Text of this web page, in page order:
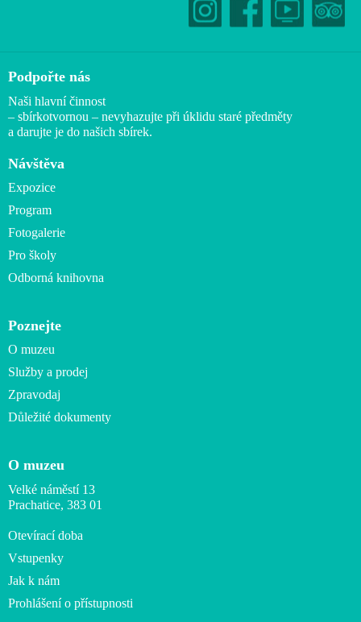
Podpořte nás
Naši hlavní činnost
– sbírkotvornou – nevyhazujte při úklidu staré předměty
a darujte je do našich sbírek.
Návštěva
Expozice
Program
Fotogalerie
Pro školy
Odborná knihovna
Poznejte
O muzeu
Služby a prodej
Zpravodaj
Důležité dokumenty
O muzeu
Velké náměstí 13
Prachatice, 383 01
Otevírací doba
Vstupenky
Jak k nám
Prohlášení o přístupnosti